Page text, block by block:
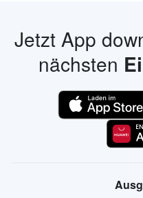
Jetzt App
nächsten